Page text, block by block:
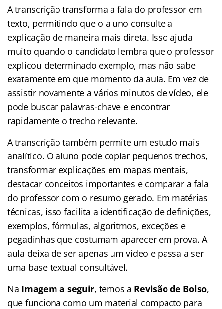
A transcrição transforma a fala do professor em
texto, permitindo que o aluno consulte a
explicação de maneira mais direta. Isso ajuda
muito quando o candidato lembra que o professor
explicou determinado exemplo, mas não sabe
exatamente em que momento da aula. Em vez de
assistir novamente a vários minutos de vídeo, ele
pode buscar palavras-chave e encontrar
rapidamente o trecho relevante.
A transcrição também permite um estudo mais
analítico. O aluno pode copiar pequenos trechos,
transformar explicações em mapas mentais,
destacar conceitos importantes e comparar a fala
do professor com o resumo gerado. Em matérias
técnicas, isso facilita a identificação de definições,
exemplos, fórmulas, algoritmos, exceções e
pegadinhas que costumam aparecer em prova. A
aula deixa de ser apenas um vídeo e passa a ser
uma base textual consultável.
Na Imagem a seguir, temos a Revisão de Bolso,
que funciona como um material compacto para